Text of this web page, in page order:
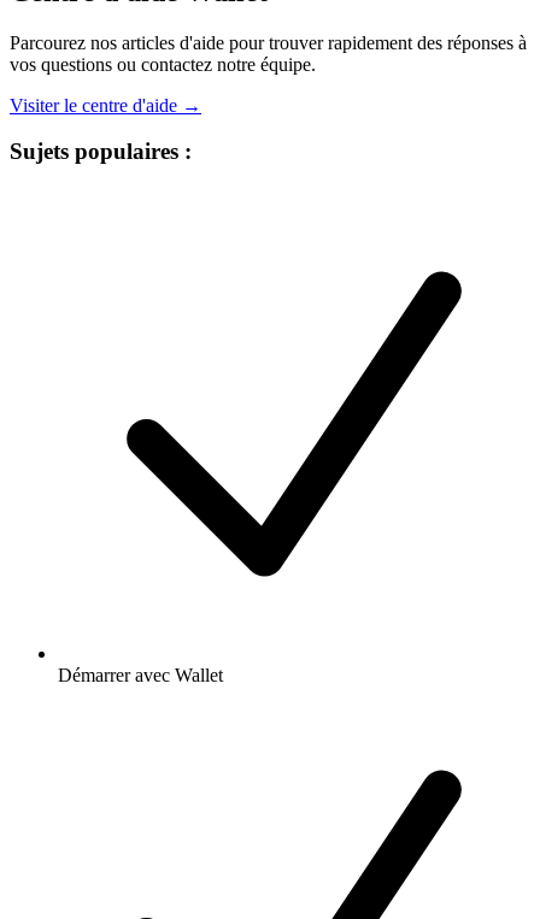
Parcourez nos articles d'aide pour trouver rapidement des réponses à
vos questions ou contactez notre équipe.
Visiter le centre d'aide →
Sujets populaires :
Démarrer avec Wallet